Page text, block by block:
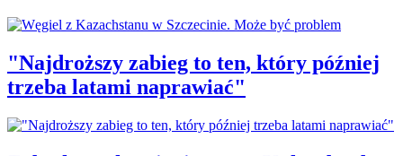
"Najdroższy zabieg to ten, który później
trzeba latami naprawiać"